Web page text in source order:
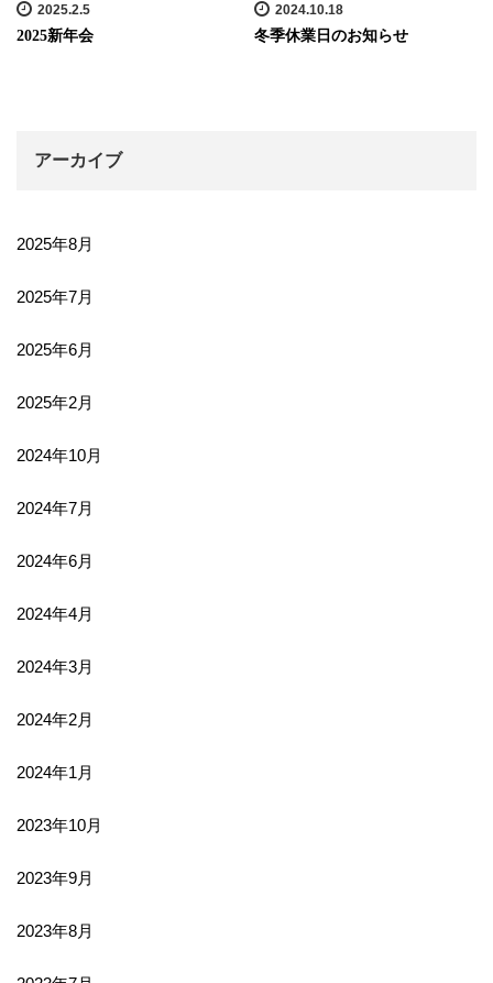
2025.2.5
2025新年会
2024.10.18
冬季休業日のお知らせ
アーカイブ
2025年8月
2025年7月
2025年6月
2025年2月
2024年10月
2024年7月
2024年6月
2024年4月
2024年3月
2024年2月
2024年1月
2023年10月
2023年9月
2023年8月